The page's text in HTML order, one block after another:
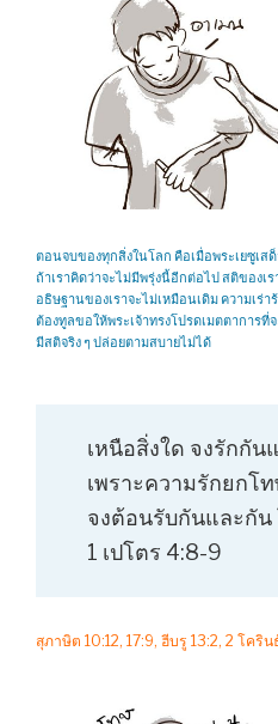
ตอนจบของทุกสิ่งในโลก คือเมื่อพระเยซูเส
ถ้าเราคิดว่าจะไม่มีพรุ่งนี้อีกต่อไป สติของเ
อธิษฐานของเราจะไม่เหมือนเดิม ความเร่า
ต้องทูลขอให้พระเจ้าทรงโปรดเมตตาการที่
มีสติจริง ๆ ปล่อยตามสบายไม่ได้
เหนือสิ่งใด จงรักกัน
เพราะความรักยกโ
จงต้อนรับกันและกัน
1 เปโตร 4:8-9
สุภาษิต 10:12, 17:9, ฮีบรู 13:2, 2 โคริน